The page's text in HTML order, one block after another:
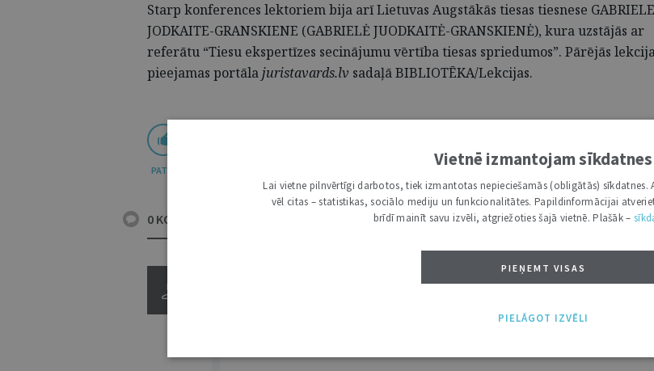
Starp konferences lektoriem bija arī Lietuvas Augstākās tiesas tiesnese GABRIELE
JODKAITE-GRANSKIENE (GABRIELĖ JUODKAITĖ-GRANSKIENĖ), kura uzstājās ar
referātu “Tiesu ekspertīzes secinājumu vērtība tiesas spriedumos”. Pārējās
pieejamas portālajuristavards.lv sadaļā BIBLIOTĒKA/Lekcijas.
PATĪK
0 KOMENTĀRI
VĀRDS
Vietnē izmantojam sīkdatnes
Lai vietne pilnvērtīgi darbotos, tiek izmantotas nepieciešamās (obligātās) sīkdatnes.
vēl citas – statistikas, sociālo mediju un funkcionalitātes. Papildinformācijai
brīdī mainīt savu izvēli, atgriežoties šajā vietnē. Plašāk –
PIEŅEMT VISAS
PIELĀGOT IZVĒLI